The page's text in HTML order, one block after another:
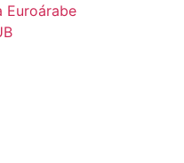
Euroárabe